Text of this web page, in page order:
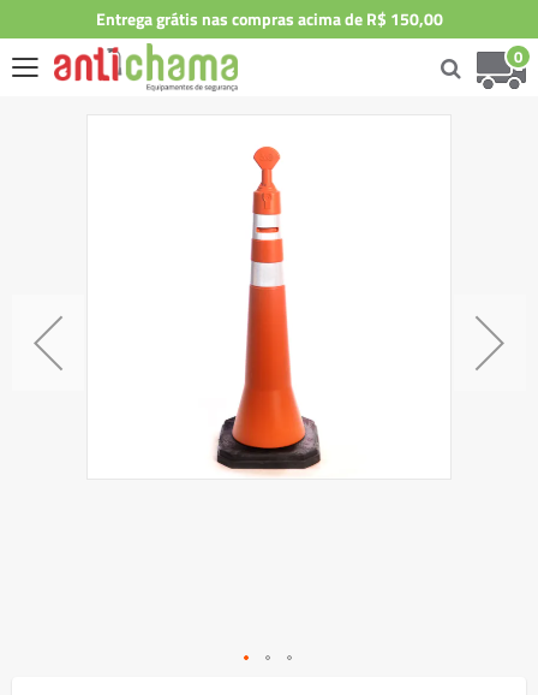
Entrega grátis nas compras acima de R$ 150,00
0